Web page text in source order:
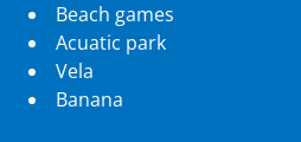
Beach games
Acuatic park
Vela
Banana